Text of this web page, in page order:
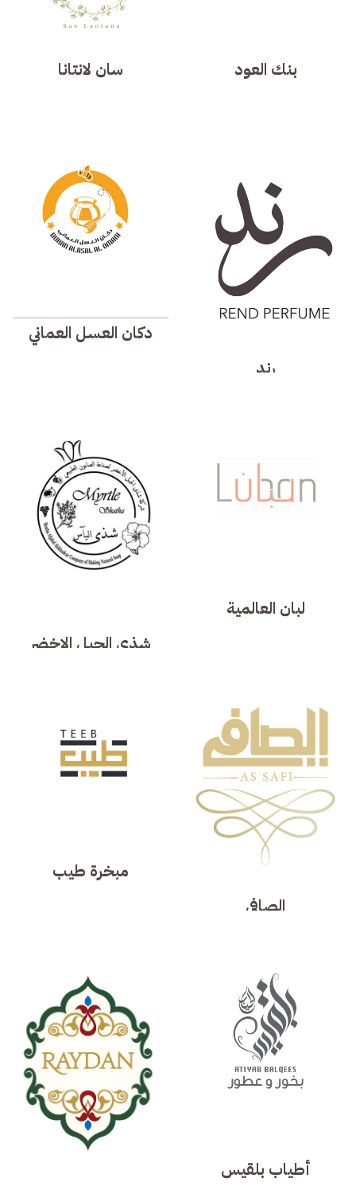
بنك العود سان لانتانا
رند
دكان العسل العماني
لبان العالمية
شذى الجبل الاخضر
الصافي
مبخرة طيب
أطياب بلقيس